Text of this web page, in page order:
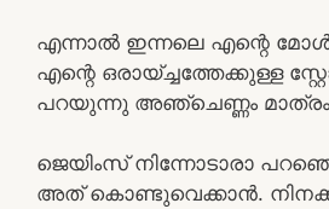
എന്നാൽ ഇന്നലെ എന്റെ മോൾ
എന്റെ ഒരായ്ച്ചത്തേക്കുള്ള
പറയുന്നു അഞ്ചെണ്ണം
ജെയിംസ് നിന്നോടാരാ
അത് കൊണ്ടുവെക്കാൻ.